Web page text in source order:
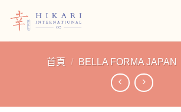
首頁 / BELLA FORMA JAPAN